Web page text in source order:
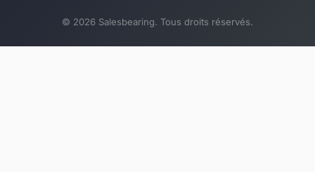
© 2026 Salesbearing. Tous droits réservés.